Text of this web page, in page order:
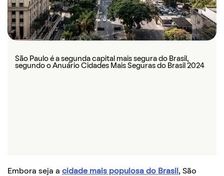
São Paulo é a segunda capital mais segura do Brasil,
segundo o Anuário Cidades Mais Seguras do Brasil 2024
Localizado na Zona Sul, Moema tem policiamento
constante e bons índices de segurança pública
Se além da segurança você procura boa mobilidade e
proximidade com comércios e serviços, vale considerar
Previous Next
Embora seja a cidade mais populosa do Brasil , São